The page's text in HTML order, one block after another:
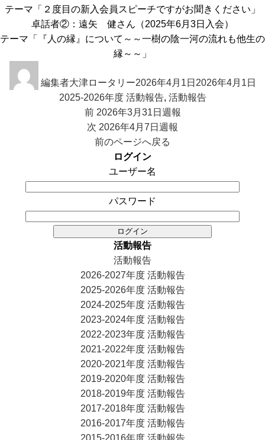
テーマ「２度目の新入会員スピーチですがお聞きください」
卓話者②：遠矢 健さん（2025年6月3日入会）
テーマ「『人の縁』について～～一樹の陰一河の流れも他生の
縁～～」
稿
編集者大津ロータリー稿
日:
2026年4月1日 2026年4月1日
2025-2026年度 活動報告, 活動報告
前 前
の
投
2026年3月31日週報
次 次
の
2026年4月7日週報
前のページへ戻る
ログイン
ユーザー名
パスワード
活動報告
活動報告
2026-2027年度 活動報告
2025-2026年度 活動報告
2024-2025年度 活動報告
2023-2024年度 活動報告
2022-2023年度 活動報告
2021-2022年度 活動報告
2020-2021年度 活動報告
2019-2020年度 活動報告
2018-2019年度 活動報告
2017-2018年度 活動報告
2016-2017年度 活動報告
2015-2016年度 活動報告